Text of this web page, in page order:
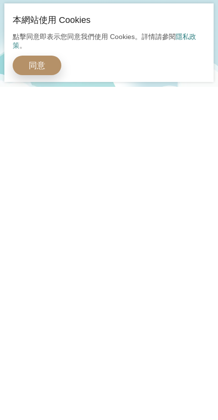
本網站使用 Cookies
點擊同意即表示您同意我們使用 Cookies。詳情請參閱隱私政
策。
同意